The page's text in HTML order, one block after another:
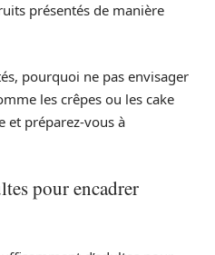
présentés de manière
pourquoi ne pas envisager
les crêpes ou les cake
et préparez-vous à
pour encadrer